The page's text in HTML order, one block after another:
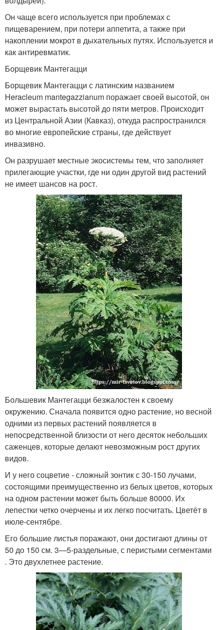
Он чаще всего используется при проблемах с
пищеварением, при потери аппетита, а также при
накоплении мокрот в дыхательных путях. Используется и
как антиревматик.
Борщевик Мантегацци
Борщевик Мантегацци с латинским названием
Heracleum mantegazzianum поражает своей высотой, он
может вырастать высотой до пяти метров. Происходит
из Центральной Азии (Кавказ), откуда распространился
во многие европейские страны, где действует
инвазивно.
Он разрушает местные экосистемы тем, что заполняет
прилегающие участки, где ни один другой вид растений
не имеет шансов на рост.
Большевик Мантегацци безжалостен к своему
окружению. Сначала появится одно растение, но весной
одними из первых растений появляется в
непосредственной близости от него десяток небольших
саженцев, которые делают невозможным рост других
видов.
И у него соцветие - сложный зонтик с 30-150 лучами,
состоящими преимущественно из белых цветов, которых
на одном растении может быть больше 80000. Их
лепестки четко очерчены и их легко посчитать. Цветёт в
июле-сентябре.
Его большие листья поражают, они достигают длины от
50 до 150 см. 3—5-раздельные, с перистыми сегментами
. Это двухлетнее растение.